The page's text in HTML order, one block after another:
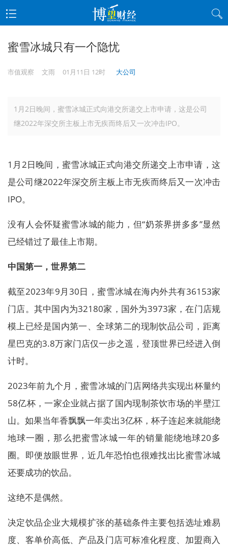
蜜雪冰城只有一个隐忧
市值观察 文雨 01月11日 12时 大公司
1月2日晚间，蜜雪冰城正式向港交所递交上市申请，这是公司
继2022年深交所主板上市无疾而终后又一次冲击IPO。
1月2日晚间，蜜雪冰城正式向港交所递交上市申请，这
是公司继2022年深交所主板上市无疾而终后又一次冲击
IPO。
没有人会怀疑蜜雪冰城的能力，但“奶茶界拼多多”显然
已经错过了最佳上市期。
中国第一，世界第二
截至2023年9月30日，蜜雪冰城在海内外共有36153家
门店。其中国内为32180家，国外为3973家，在门店规
模上已经是国内第一、全球第二的现制饮品公司，距离
星巴克的3.8万家门店仅一步之遥，登顶世界已经进入倒
计时。
2023年前九个月，蜜雪冰城的门店网络共实现出杯量约
58亿杯，一家企业就占据了国内现制茶饮市场的半壁江
山。如果当年香飘飘一年卖出3亿杯，杯子连起来就能绕
地球一圈，那么把蜜雪冰城一年的销量能绕地球20多
圈。即便放眼世界，近几年恐怕也很难找出比蜜雪冰城
还要成功的饮品。
这绝不是偶然。
决定饮品企业大规模扩张的基础条件主要包括选址难易
度、客单价高低、产品及门店可标准化程度、加盟商入